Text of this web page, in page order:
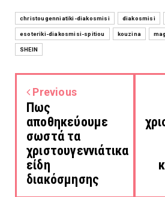
christougenniatiki-diakosmisi diakosmisi
esoteriki-diakosmisi-spitiou kouzina
SHEIN
Previous
Πως
αποθηκεύουμε
σωστά τα
χριστουγεννιάτικα
είδη
διακόσμησης